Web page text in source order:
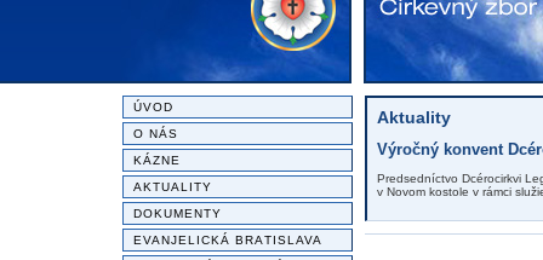
ÚVOD
O NÁS
KÁZNE
AKTUALITY
DOKUMENTY
EVANJELICKÁ BRATISLAVA
Aktuality
Výročný konvent
Predsedníctvo Dcérocirkvi
v Novom kostole v rámci